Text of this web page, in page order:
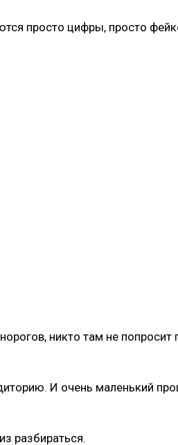
просто цифры, просто
никто там не попросит
И очень маленький
разбираться.